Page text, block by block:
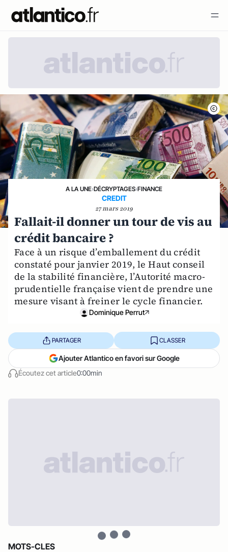
A LA UNE›DÉCRYPTAGES›FINANCE
CREDIT
27 mars 2019
Fallait-il donner un tour de vis au
crédit bancaire ?
Face à un risque d’emballement du crédit
constaté pour janvier 2019, le Haut conseil
de la stabilité financière, l’Autorité macro-
prudentielle française vient de prendre une
mesure visant à freiner le cycle financier.
Dominique Perrut
Écoutez cet article0:00min
PARTAGER CLASSER
Ajouter Atlantico en favori sur Google
MOTS-CLES